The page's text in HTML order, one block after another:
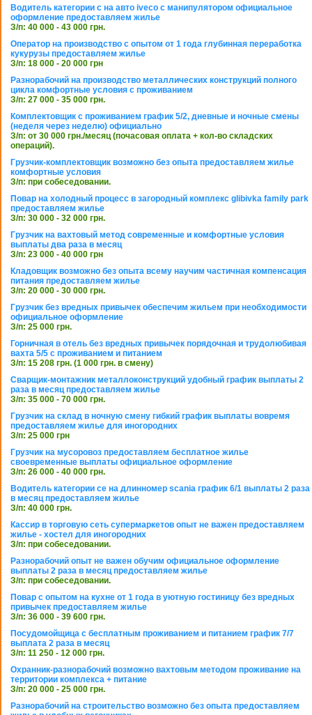
Водитель категории с на авто iveco с манипулятором официальное
оформление предоставляем жилье
З/п: 40 000 - 43 000 грн.
Оператор на производство с опытом от 1 года глубинная переработка
кукурузы предоставляем жилье
З/п: 18 000 - 20 000 грн
Разнорабочий на производство металлических конструкций полного
цикла комфортные условия с проживанием
З/п: 27 000 - 35 000 грн.
Комплектовщик с проживанием график 5/2, дневные и ночные смены
(неделя через неделю) официально
З/п: от 30 000 грн./месяц (почасовая оплата + кол-во складских
операций).
Грузчик-комплектовщик возможно без опыта предоставляем жилье
комфортные условия
З/п: при собеседовании.
Повар на холодный процесс в загородный комплекс glibivka family park
предоставляем жилье
З/п: 30 000 - 32 000 грн.
Грузчик на вахтовый метод современные и комфортные условия
выплаты два раза в месяц
З/п: 23 000 - 40 000 грн
Кладовщик возможно без опыта всему научим частичная компенсация
питания предоставляем жилье
З/п: 20 000 - 30 000 грн.
Грузчик без вредных привычек обеспечим жильем при необходимости
официальное оформление
З/п: 25 000 грн.
Горничная в отель без вредных привычек порядочная и трудолюбивая
вахта 5/5 с проживанием и питанием
З/п: 15 208 грн. (1 000 грн. в смену)
Сварщик-монтажник металлоконструкций удобный график выплаты 2
раза в месяц предоставляем жилье
З/п: 35 000 - 70 000 грн.
Грузчик на склад в ночную смену гибкий график выплаты вовремя
предоставляем жилье для иногородних
З/п: 25 000 грн
Грузчик на мусоровоз предоставляем бесплатное жилье
своевременные выплаты официальное оформление
З/п: 26 000 - 40 000 грн.
Водитель категории се на длинномер scania график 6/1 выплаты 2 раза
в месяц предоставляем жилье
З/п: 40 000 грн.
Кассир в торговую сеть супермаркетов опыт не важен предоставляем
жилье - хостел для иногородних
З/п: при собеседовании.
Разнорабочий опыт не важен обучим официальное оформление
выплаты 2 раза в месяц предоставляем жилье
З/п: при собеседовании.
Повар с опытом на кухне от 1 года в уютную гостиницу без вредных
привычек предоставляем жилье
З/п: 36 000 - 39 600 грн.
Посудомойщица с бесплатным проживанием и питанием график 7/7
выплата 2 раза в месяц
З/п: 11 250 - 12 000 грн.
Охранник-разнорабочий возможно вахтовым методом проживание на
территории комплекса + питание
З/п: 20 000 - 25 000 грн.
Разнорабочий на строительство возможно без опыта предоставляем